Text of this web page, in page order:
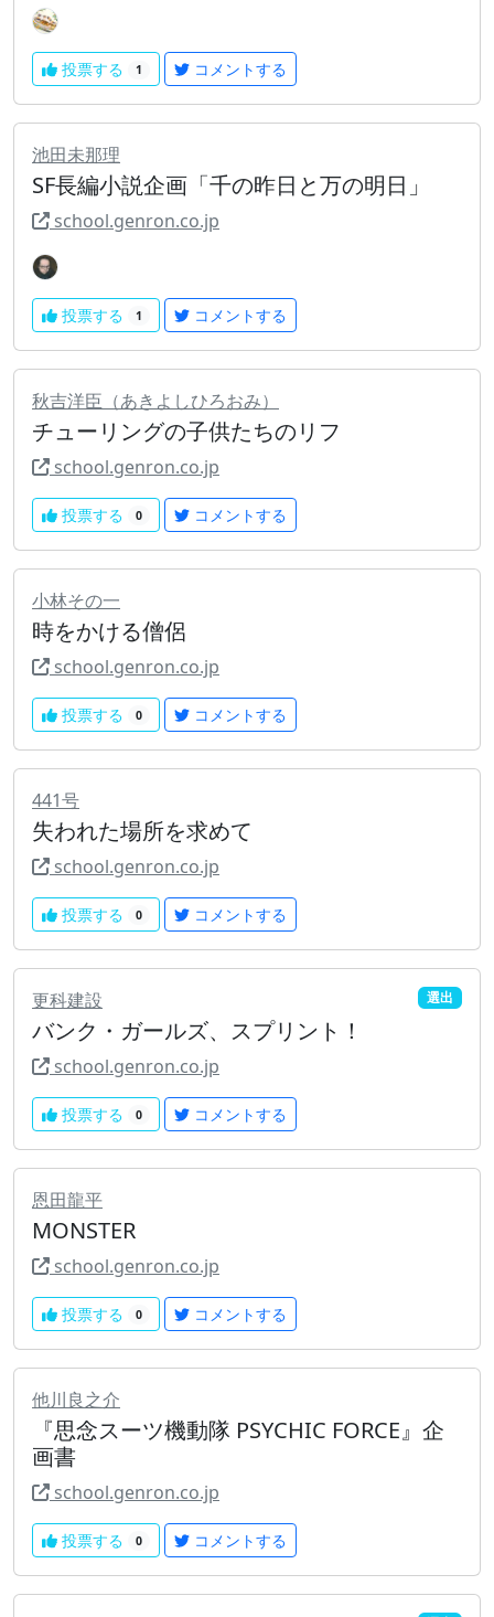
投票する 1 コメントする
池田未那理
SF長編小説企画「千の昨日と万の明日」
school.genron.co.jp
投票する 1 コメントする
秋吉洋臣（あきよしひろおみ）
チューリングの子供たちのリフ
school.genron.co.jp
投票する 0 コメントする
小林その一
時をかける僧侶
school.genron.co.jp
投票する 0 コメントする
441号
失われた場所を求めて
school.genron.co.jp
投票する 0 コメントする
更科建設 選出
バンク・ガールズ、スプリント！
school.genron.co.jp
投票する 0 コメントする
恩田龍平
MONSTER
school.genron.co.jp
投票する 0 コメントする
他川良之介
『思念スーツ機動隊 PSYCHIC FORCE』企
画書
school.genron.co.jp
投票する 0 コメントする